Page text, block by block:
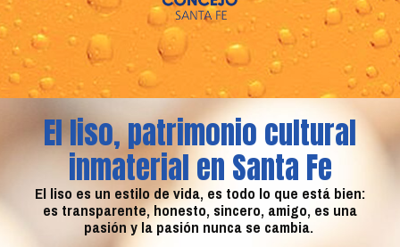
El liso, patrimonio cultural
inmaterial en Santa Fe
El liso es un estilo de vida, es todo lo que está bien:
es transparente, honesto, sincero, amigo, es una
pasión y la pasión nunca se cambia.